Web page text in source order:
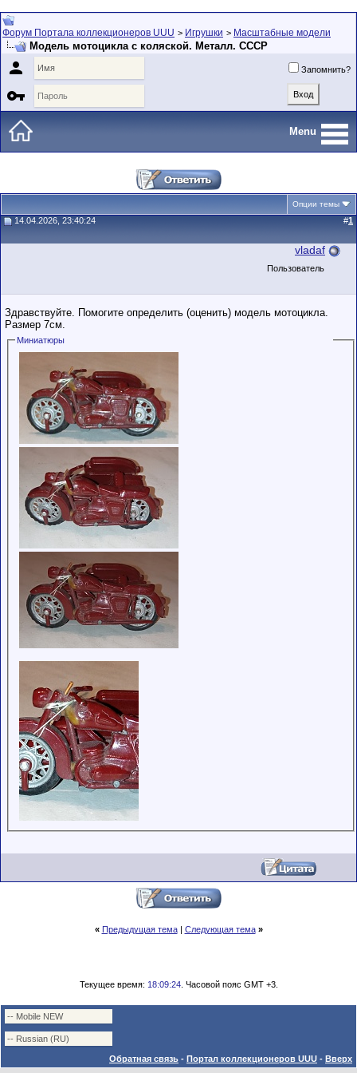
Форум Портала коллекционеров UUU > Игрушки > Масштабные модели
Модель мотоцикла с коляской. Металл. СССР
 Запомнить?

Menu
Опции темы
14.04.2026, 23:40:24 #1
vladaf
Пользователь
Здравствуйте. Помогите определить (оценить) модель мотоцикла.
Размер 7см.
Миниатюры
« Предыдущая тема| Следующая тема »
Текущее время: 18:09:24. Часовой пояс GMT +3.
Обратная связь - Портал коллекционеров UUU - Вверх